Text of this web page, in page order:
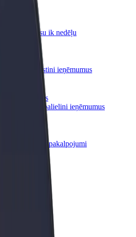
izmaksu ik nedēļu
un paaugstini ieņēmumus
īpašnieks
Bolt un palielini ieņēmumus
pielāgoti Bolt pakalpojumi